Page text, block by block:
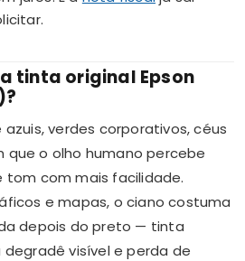
tinta original Epson
verdes corporativos, céus
que o olho humano percebe
tom com mais facilidade.
e mapas, o ciano costuma
depois do preto — tinta
visível e perda de